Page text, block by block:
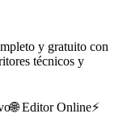
y gratuito con
técnicos y
🌐 Editor Online⚡